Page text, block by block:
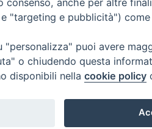
anche per altre
"targeting e pubblicità")
puoi avere
o chiudendo questa
disponibili nella cookie policy